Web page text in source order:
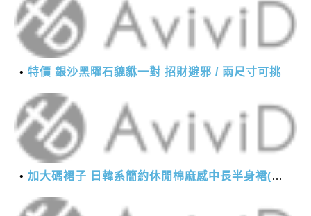
特價 銀沙黑曜石貔貅一對 招財避邪 / 兩尺寸可挑
加大碼裙子 日韓系簡約休閒棉麻感中長半身裙(M-2XL)【XMS54038】＊艾美時尚(現+預)